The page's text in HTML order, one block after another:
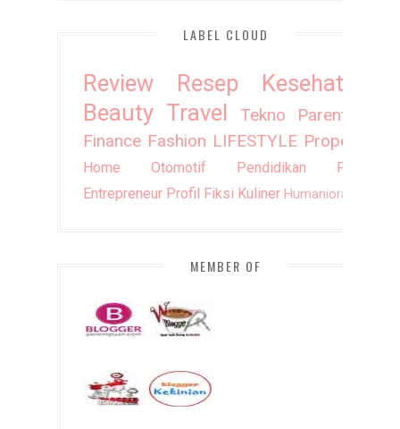
LABEL CLOUD
Review Resep
Kesehatan
Beauty Travel Tekno
Parenting
Finance Fashion LIFESTYLE Property
Home Otomotif Pendidikan
Puisi
Entrepreneur Profil Fiksi Kuliner Humaniora
MEMBER OF